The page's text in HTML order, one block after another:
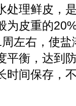
处理鲜皮，
为皮重的
左右，使
度平衡，
时间保存，